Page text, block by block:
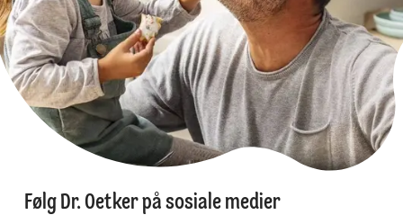
Følg Dr. Oetker på sosiale medier